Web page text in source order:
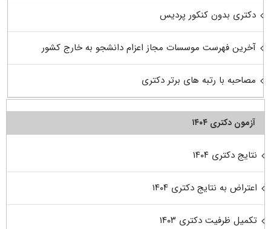
دکتری بدون کنکور پردیس
آخرین فهرست موسسات مجاز اعزام دانشجو به خارج کشور
مصاحبه با رتبه های برتر دکتری
آزمون دکتری ۱۴۰۴
نتایج دکتری ۱۴۰۴
اعتراض به نتایج دکتری ۱۴۰۴
تکمیل ظرفیت دکتری ۱۴۰۳